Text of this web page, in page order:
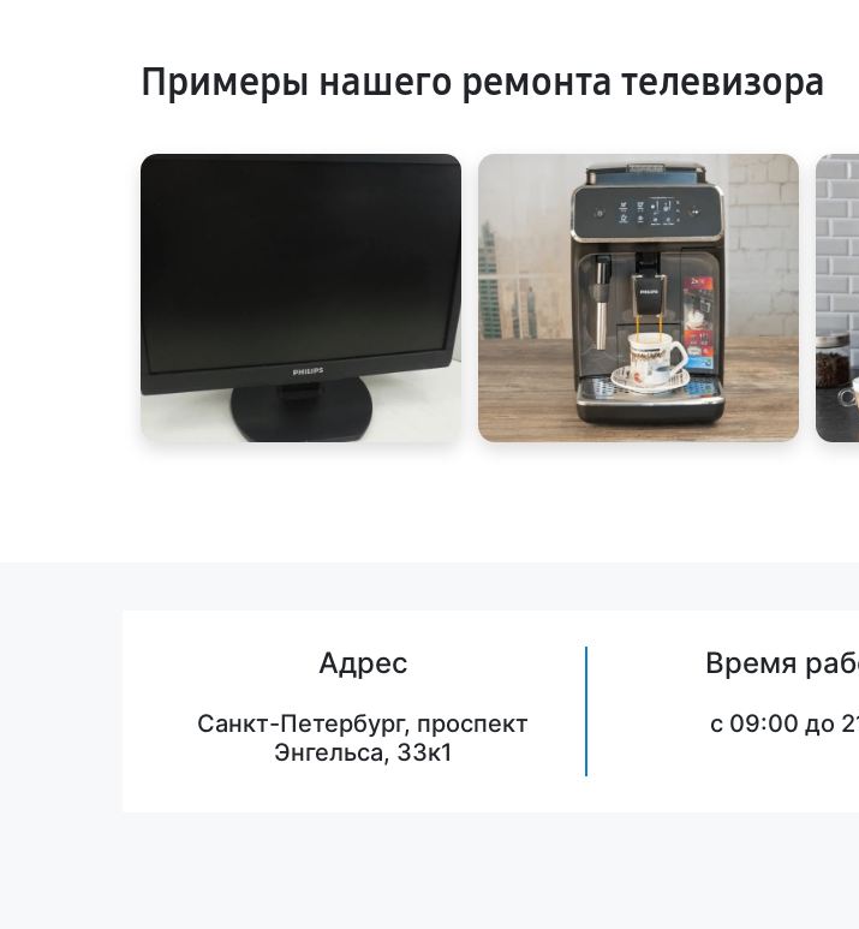
Примеры нашего ремонта телевизора
Адрес
Санкт-Петербург, проспект
Энгельса, 33к1
Время
c 09:00 до